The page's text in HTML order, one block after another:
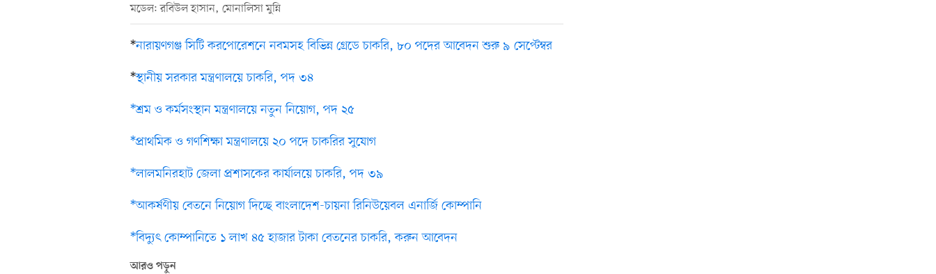
মডেল: রবিউল হাসান, মোনালিসা মুন্নি
*নারায়ণগঞ্জ সিটি করপোরেশনে নবমসহ বিভিন্ন গ্রেডে চাকরি, ৮০ পদের আবেদন শুরু ৯ সেপ্টেম্বর
*স্থানীয় সরকার মন্ত্রণালয়ে চাকরি, পদ ৩৪
*শ্রম ও কর্মসংস্থান মন্ত্রণালয়ে নতুন নিয়োগ, পদ ২৫
*প্রাথমিক ও গণশিক্ষা মন্ত্রণালয়ে ২০ পদে চাকরির সুযোগ
*লালমনিরহাট জেলা প্রশাসকের কার্যালয়ে চাকরি, পদ ৩৯
*আকর্ষণীয় বেতনে নিয়োগ দিচ্ছে বাংলাদেশ-চায়না রিনিউয়েবল এনার্জি কোম্পানি
*বিদ্যুৎ কোম্পানিতে ১ লাখ ৪৫ হাজার টাকা বেতনের চাকরি, করুন আবেদন
আরও পড়ুন